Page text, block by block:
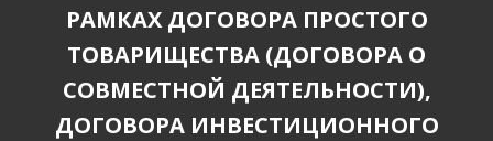
РАМКАХ ДОГОВОРА ПРОСТОГО
ТОВАРИЩЕСТВА (ДОГОВОРА О
СОВМЕСТНОЙ ДЕЯТЕЛЬНОСТИ),
ДОГОВОРА ИНВЕСТИЦИОННОГО